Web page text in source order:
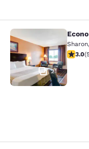
Econo Lodge
21
Sharon,
3.013.0(